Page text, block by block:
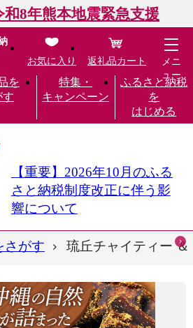
和8年熊本地震緊急支援
を
す
特集・
キャンペーン
ふるさと納税
を
はじめる
お気に入り 返礼品カート
メニ
ュー
【重要】2026年10月のふる
さと納税制度改正に伴う影
響について
さがす 琉丘チャイティー